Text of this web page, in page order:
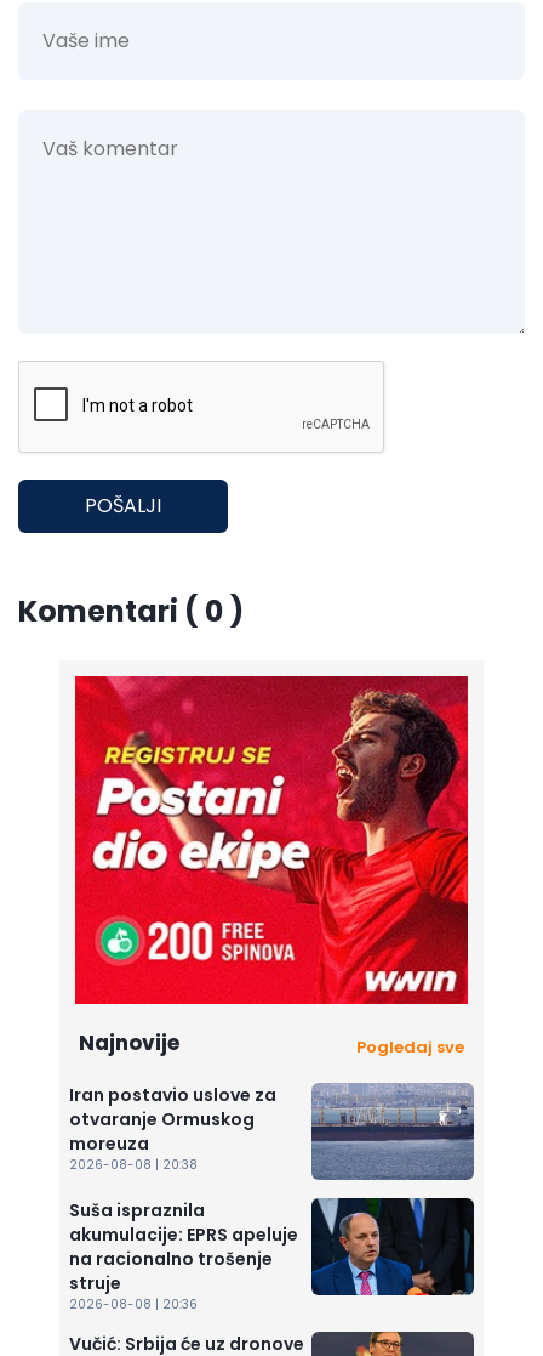
POŠALJI
Komentari ( 0 )
Najnovije Pogledaj sve
Iran postavio uslove za
otvaranje Ormuskog
moreuza
2026-08-08 | 20:38
Suša ispraznila
akumulacije: EPRS apeluje
na racionalno trošenje
struje
2026-08-08 | 20:36
Vučić: Srbija će uz dronove